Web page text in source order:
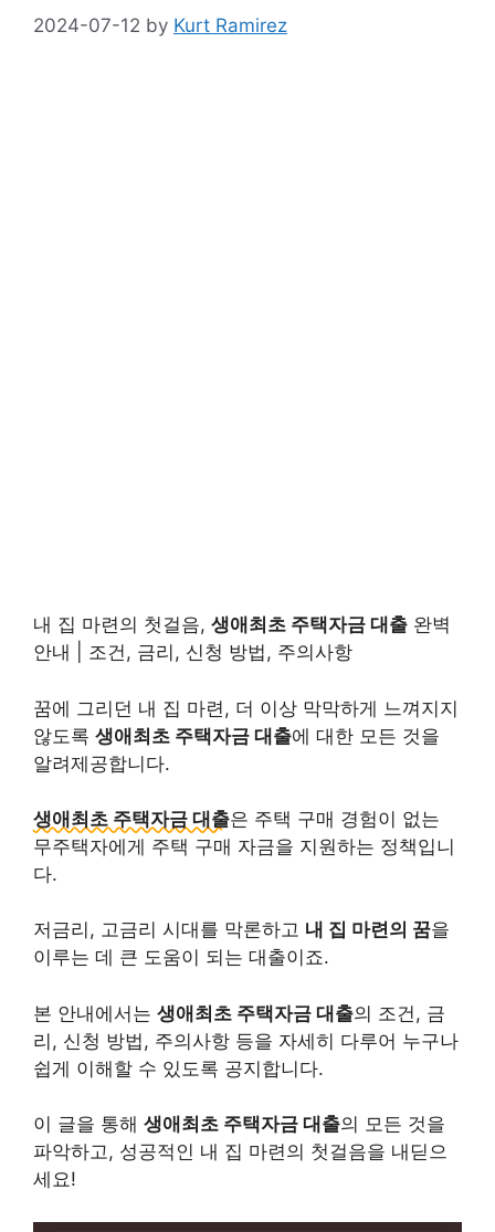
2024-07-12 by Kurt Ramirez
내 집 마련의 첫걸음, 생애최초 주택자금 대출 완벽
안내 | 조건, 금리, 신청 방법, 주의사항
꿈에 그리던 내 집 마련, 더 이상 막막하게 느껴지지
않도록 생애최초 주택자금 대출에 대한 모든 것을
알려제공합니다.
생애최초 주택자금 대출은 주택 구매 경험이 없는
무주택자에게 주택 구매 자금을 지원하는 정책입니
다.
저금리, 고금리 시대를 막론하고 내 집 마련의 꿈을
이루는 데 큰 도움이 되는 대출이죠.
본 안내에서는 생애최초 주택자금 대출의 조건, 금
리, 신청 방법, 주의사항 등을 자세히 다루어 누구나
쉽게 이해할 수 있도록 공지합니다.
이 글을 통해 생애최초 주택자금 대출의 모든 것을
파악하고, 성공적인 내 집 마련의 첫걸음을 내딛으
세요!